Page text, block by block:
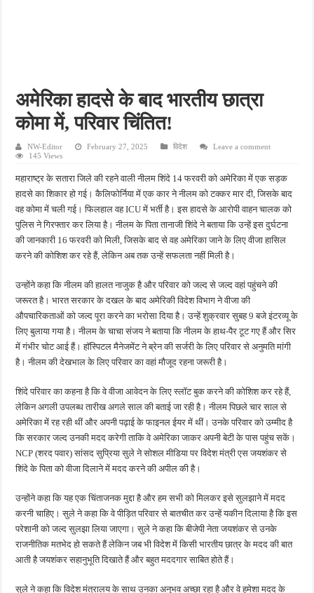
बच्चों की सीखने की क्षमता बढ़ाने पर जोर, शिक्षकों को सिखाई गईं नई शिक्षण तकनीकें
अमेरिका हादसे के बाद भारतीय छात्रा
कोमा में, परिवार चिंतित!
NW-Editor February 27, 2025 विदेश
Leave a comment
145 Views
महाराष्ट्र के सतारा जिले की रहने वाली नीलम शिंदे 14 फरवरी को अमेरिका में एक सड़क
हादसे का शिकार हो गई। कैलिफोर्निया में एक कार ने नीलम को टक्कर मार दी, जिसके बाद
वह कोमा में चली गई। फिलहाल वह ICU में भर्ती है। इस हादसे के आरोपी वाहन चालक को
पुलिस ने गिरफ्तार कर लिया है। नीलम के पिता तानाजी शिंदे ने बताया कि उन्हें इस दुर्घटना
की जानकारी 16 फरवरी को मिली, जिसके बाद से वह अमेरिका जाने के लिए वीजा हासिल
करने की कोशिश कर रहे हैं, लेकिन अब तक उन्हें सफलता नहीं मिली है।
उन्होंने कहा कि नीलम की हालत नाजुक है और परिवार को जल्द से जल्द वहां पहुंचने की
जरूरत है। भारत सरकार के दखल के बाद अमेरिकी विदेश विभाग ने वीजा की
औपचारिकताओं को जल्द पूरा करने का भरोसा दिया है। उन्हें शुक्रवार सुबह 9 बजे इंटरव्यू के
लिए बुलाया गया है। नीलम के चाचा संजय ने बताया कि नीलम के हाथ-पैर टूट गए हैं और सिर
में गंभीर चोट आई हैं। हॉस्पिटल मैनेजमेंट ने ब्रेन की सर्जरी के लिए परिवार से अनुमति मांगी
है। नीलम की देखभाल के लिए परिवार का वहां मौजूद रहना जरूरी है।
शिंदे परिवार का कहना है कि वे वीजा आवेदन के लिए स्लॉट बुक करने की कोशिश कर रहे हैं,
लेकिन अगली उपलब्ध तारीख अगले साल की बताई जा रही है। नीलम पिछले चार साल से
अमेरिका में रह रही थीं और अपनी पढ़ाई के फाइनल ईयर में थीं। उनके परिवार को उम्मीद है
कि सरकार जल्द उनकी मदद करेगी ताकि वे अमेरिका जाकर अपनी बेटी के पास पहुंच सकें।
NCP (शरद पवार) सांसद सुप्रिया सुले ने सोशल मीडिया पर विदेश मंत्री एस जयशंकर से
शिंदे के पिता को वीजा दिलाने में मदद करने की अपील की है।
उन्होंने कहा कि यह एक चिंताजनक मुद्दा है और हम सभी को मिलकर इसे सुलझाने में मदद
करनी चाहिए। सुले ने कहा कि वे पीड़ित परिवार से बातचीत कर उन्हें यकीन दिलाया है कि इस
परेशानी को जल्द सुलझा लिया जाएगा। सुले ने कहा कि बीजेपी नेता जयशंकर से उनके
राजनीतिक मतभेद हो सकते हैं लेकिन जब भी विदेश में किसी भारतीय छात्र के मदद की बात
आती है जयशंकर सहानुभूति दिखाते हैं और बहुत मददगार साबित होते हैं।
सुले ने कहा कि विदेश मंत्रालय के साथ उनका अनुभव अच्छा रहा है और वे हमेशा मदद के